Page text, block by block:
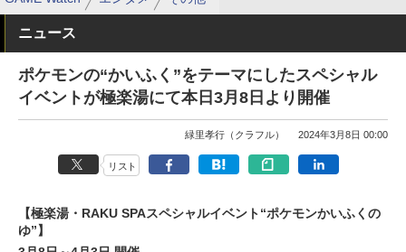
ニュース
ポケモンの“かいふく”をテーマにしたスペシャル
イベントが極楽湯にて本日3月8日より開催
緑里孝行（クラフル） 2024年3月8日 00:00
リスト
【極楽湯・RAKU SPAスペシャルイベント“ポケモンかいふくの
ゆ”】